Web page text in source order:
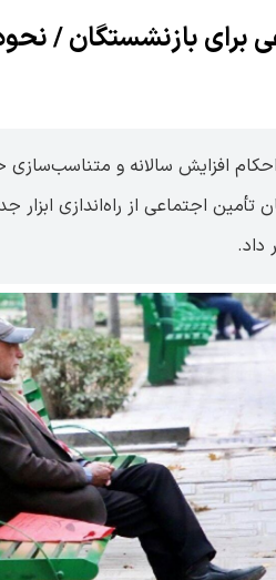
برای بازنشستگان /
احکام افزایش سالانه و
در سال ۱۴۰۵، سازمان تأمین اجتماعی از